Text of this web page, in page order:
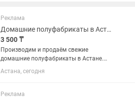
Реклама
Домашние полуфабрикаты в Астане Оптом и в розницу
3 500 ₸
Производим и продаём свежие
домашние полуфабрикаты в Астане.
Подходит для магазинов, кафе,
столовых и частных клиентов. В
Астана, сегодня
Реклама